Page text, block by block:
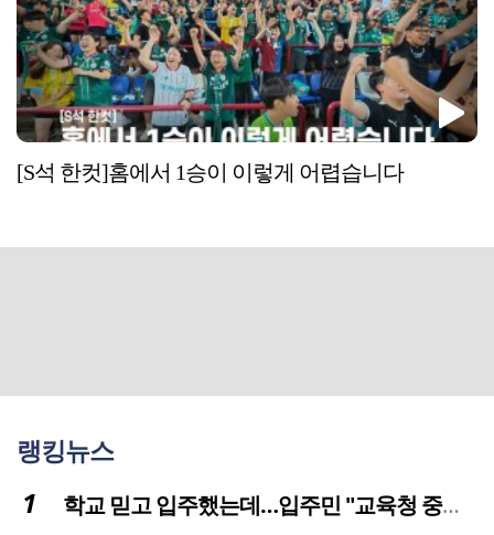
[S석 한컷]홈에서 1승이 이렇게 어렵습니다
랭킹뉴스
학교 믿고 입주했는데…입주민 "교육청 중재 나서라"